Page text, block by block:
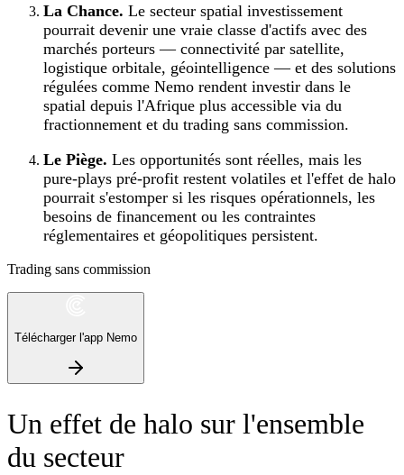
La Chance. Le secteur spatial investissement
pourrait devenir une vraie classe d'actifs avec des
marchés porteurs — connectivité par satellite,
logistique orbitale, géointelligence — et des solutions
régulées comme Nemo rendent investir dans le
spatial depuis l'Afrique plus accessible via du
fractionnement et du trading sans commission.
Le Piège. Les opportunités sont réelles, mais les
pure‑plays pré‑profit restent volatiles et l'effet de halo
pourrait s'estomper si les risques opérationnels, les
besoins de financement ou les contraintes
réglementaires et géopolitiques persistent.
Trading sans commission
Télécharger l'app Nemo
Un effet de halo sur l'ensemble
du secteur